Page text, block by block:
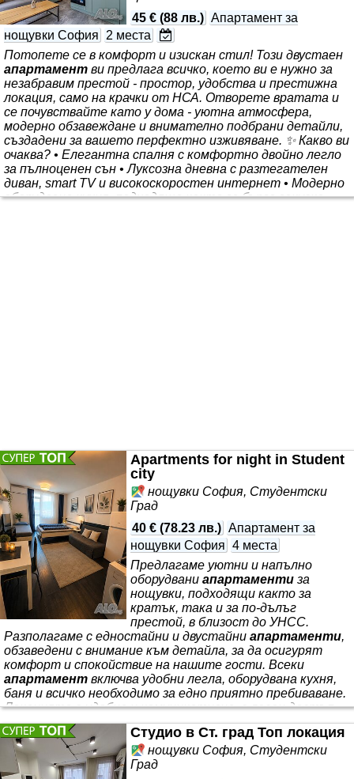
потвърждение от нас …
45 € (88 лв.) Апартамент за
нощувки София 2 места
Потопете се в комфорт и изискан стил! Този двустаен
апартамент ви предлага всичко, което ви е нужно за
незабравим престой - простор, удобства и престижна
локация, само на крачки от НСА. Отворете вратата и
се почувствайте като у дома - уютна атмосфера,
модерно обзавеждане и внимателно подбрани детайли,
създадени за вашето перфектно изживяване. ✨ Какво ви
очаква? • Елегантна спалня с комфортно двойно легло
за пълноценен сън • Луксозна дневна с разтегателен
диван, smart TV и високоскоростен интернет • Модерно
оборудвана кухня, подходяща както за бърза закуска,
Apartments for night in Student
city
нощувки София, Студентски
Град
40 € (78.23 лв.) Апартамент за
нощувки София 4 места
Предлагаме уютни и напълно
оборудвани апартаменти за
нощувки, подходящи както за
кратък, така и за по-дълъг
престой, в близост до УНСС.
Разполагаме с едностайни и двустайни апартаменти,
обзаведени с внимание към детайла, за да осигурят
комфорт и спокойствие на нашите гости. Всеки
апартамент включва удобни легла, оборудвана кухня,
баня и всичко необходимо за едно приятно пребиваване.
Локацията е удобна и комуникативна, с лесен достъп
до ключови точки в града. Подходящи както за туристи,
така и за бизнес пътувания.Студио в Ст. град Топ локация
нощувки София, Студентски
Град